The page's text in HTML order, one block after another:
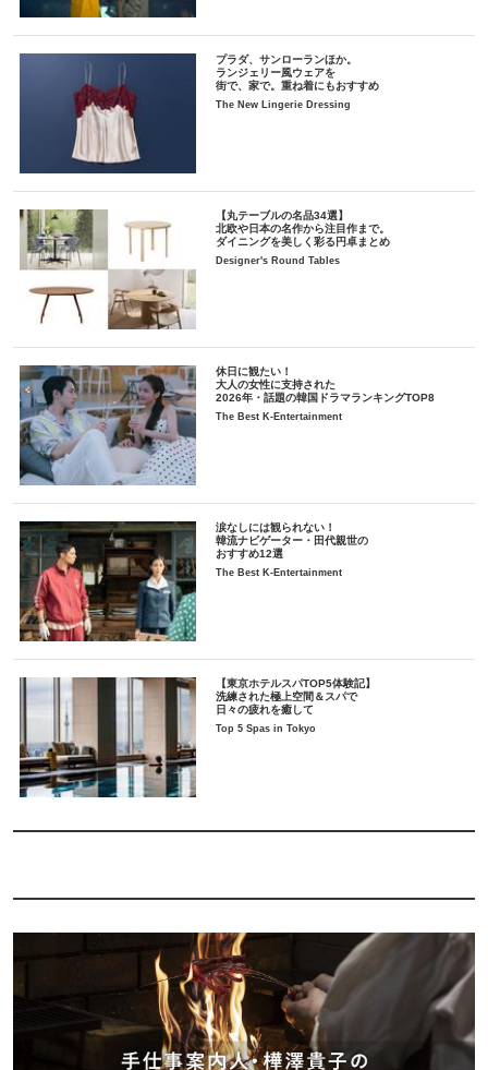
プラダ、サンローランほか。
ランジェリー風ウェアを
街で、家で。重ね着にもおすすめ
The New Lingerie Dressing
【丸テーブルの名品34選】
北欧や日本の名作から注目作まで。
ダイニングを美しく彩る円卓まとめ
Designer's Round Tables
休日に観たい！
大人の女性に支持された
2026年・話題の韓国ドラマランキングTOP8
The Best K-Entertainment
涙なしには観られない！
韓流ナビゲーター・田代親世の
おすすめ12選
The Best K-Entertainment
【東京ホテルスパTOP5体験記】
洗練された極上空間＆スパで
日々の疲れを癒して
Top 5 Spas in Tokyo